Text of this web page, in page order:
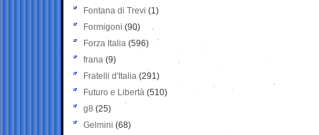
Fontana di Trevi (1)
Formigoni (90)
Forza Italia (596)
frana (9)
Fratelli d'Italia (291)
Futuro e Libertà (510)
g8 (25)
Gelmini (68)